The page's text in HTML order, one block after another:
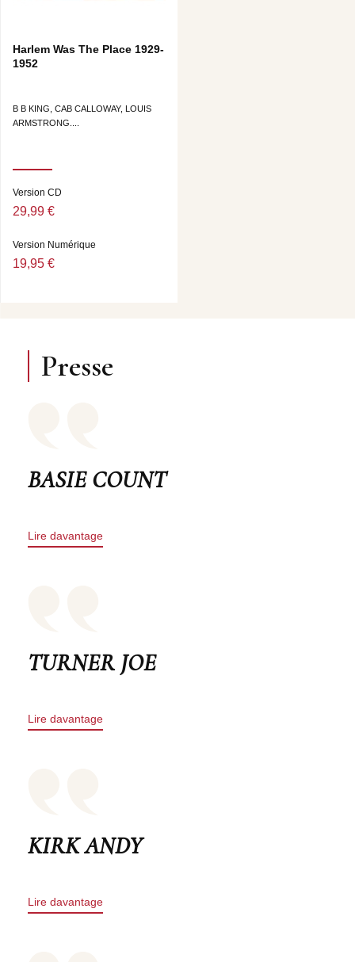
Harlem Was The Place 1929-
1952
B B KING, CAB CALLOWAY, LOUIS
ARMSTRONG....
Version CD
29,99 €
Version Numérique
19,95 €
Presse
BASIE COUNT
Lire davantage
TURNER JOE
Lire davantage
KIRK ANDY
Lire davantage